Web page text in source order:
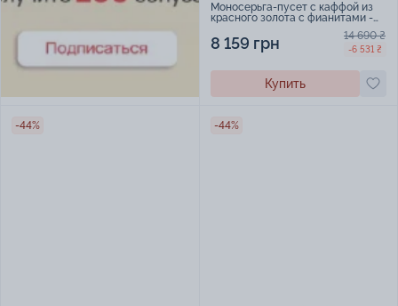
Моносерьга-пусет с каффой из
красного золота с фианитами -
8 159 грн 14 690 ₴
-6 531 ₴
Купить
-44% -44%